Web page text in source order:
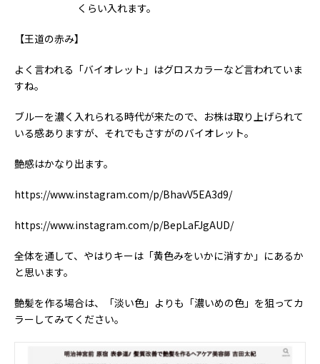
くらい入れます。
【王道の赤み】
よく言われる「バイオレット」はグロスカラーなど言われていま
すね。
ブルーを濃く入れられる時代が来たので、お株は取り上げられて
いる感ありますが、それでもさすがのバイオレット。
艶感はかなり出ます。
https://www.instagram.com/p/BhavV5EA3d9/
https://www.instagram.com/p/BepLaFJgAUD/
全体を通して、やはりキーは「黄色みをいかに消すか」にあるか
と思います。
艶髪を作る場合は、「淡い色」よりも「濃いめの色」を狙ってカ
ラーしてみてください。